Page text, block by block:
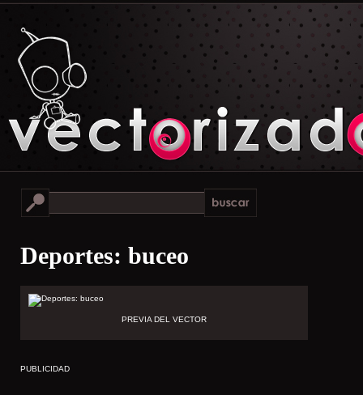
Deportes: buceo
PREVIA DEL VECTOR
PUBLICIDAD